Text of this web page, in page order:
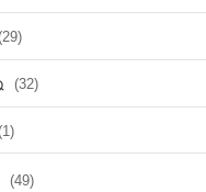
(32)
(49)